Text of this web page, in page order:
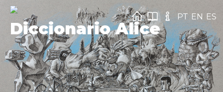
Diccionario Alice
PT EN ES